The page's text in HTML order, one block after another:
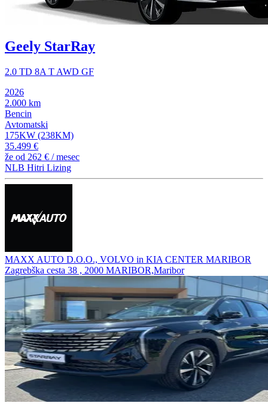
Geely StarRay
2.0 TD 8A T AWD GF
2026
2.000 km
Bencin
Avtomatski
175KW (238KM)
35.499 €
že od 262 € / mesec
NLB Hitri Lizing
MAXX AUTO D.O.O., VOLVO in KIA CENTER MARIBOR
Zagrebška cesta 38 , 2000 MARIBOR,Maribor